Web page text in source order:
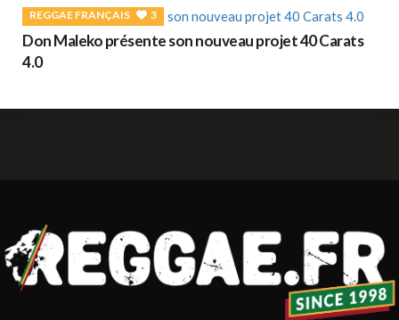
REGGAE FRANÇAIS 3
Don Maleko présente son nouveau projet 40 Carats
4.0